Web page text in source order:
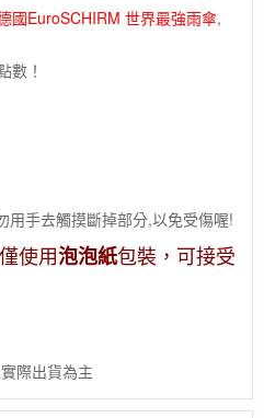
國EuroSCHIRM 世界最強雨傘,
數！
用手去觸摸斷掉部分,以免受傷喔!
使用泡泡紙包裝，可接受
際出貨為主